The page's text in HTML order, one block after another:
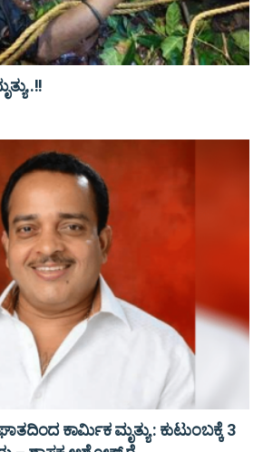
ಕಾರ್ಮಿಕ ಮೃತ್ಯು : ಕುಟುಂಬಕ್ಕೆ 3